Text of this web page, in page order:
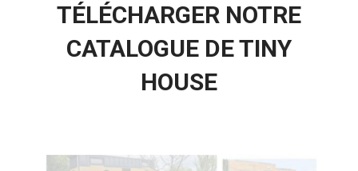
TÉLÉCHARGER NOTRE
CATALOGUE DE TINY
HOUSE